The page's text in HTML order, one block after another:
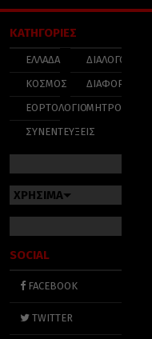
ΚΑΤΗΓΟΡΙΕΣ
ΕΛΛΑΔΑ
ΚΟΣΜΟΣ
ΕΟΡΤΟΛΟΓΙΟ
ΣΥΝΕΝΤΕΥΞΕΙΣ
ΔΙΑΛΟΓΟΣ
ΔΙΑΦΟΡΑ
ΜΗΤΡΟΠΟΛΕΙΣ
ΧΡΗΣΙΜΑ
SOCIAL
FACEBOOK
TWITTER